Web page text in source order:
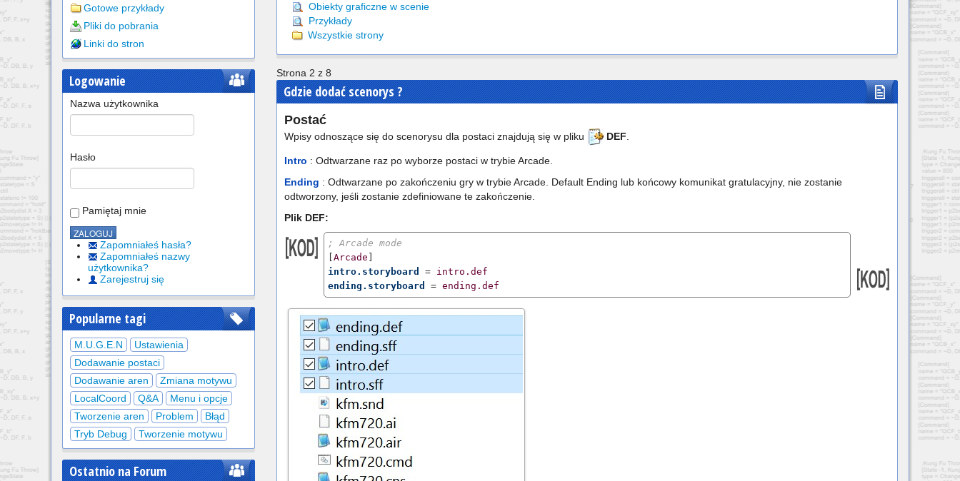
Gotowe przykłady
Pliki do pobrania
Linki do stron
Logowanie
Nazwa użytkownika
Hasło
Pamiętaj mnie
Zapomniałeś hasła?
Zapomniałeś nazwy
użytkownika?
Zarejestruj się
Popularne tagi
M.U.G.E.N
Ustawienia
Dodawanie postaci
Dodawanie aren
Zmiana motywu
LocalCoord
Q&A
Menu i opcje
Tworzenie aren
Problem
Błąd
Tryb Debug
Tworzenie motywu
Ostatnio na Forum
Obiekty graficzne w scenie
Przykłady
Wszystkie strony
Strona 2 z 8
Gdzie dodać scenorys ?
Postać
Wpisy odnoszące się do scenorysu dla postaci znajdują się w pliku DEF
Intro : Odtwarzane raz po wyborze postaci w trybie Arcade.
Ending : Odtwarzane po zakończeniu gry w trybie Arcade. Default Ending lub końcowy komunikat gratulacyjny, nie zostanie
odtworzony, jeśli zostanie zdefiniowane te zakończenie.
Plik DEF:
; Arcade mode
Arcade
intro.storyboard
= intro.def
ending.storyboard
= ending.def